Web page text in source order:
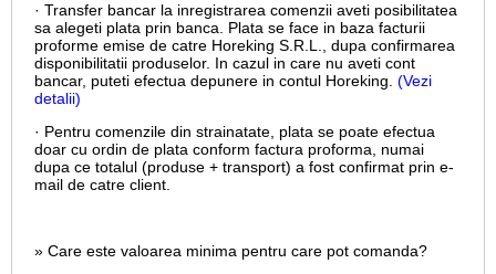
· Transfer bancar la inregistrarea comenzii aveti posibilitatea
sa alegeti plata prin banca. Plata se face in baza facturii
proforme emise de catre Horeking S.R.L., dupa confirmarea
disponibilitatii produselor. In cazul in care nu aveti cont
bancar, puteti efectua depunere in contul Horeking. (Vezi
detalii)
· Pentru comenzile din strainatate, plata se poate efectua
doar cu ordin de plata conform factura proforma, numai
dupa ce totalul (produse + transport) a fost confirmat prin e-
mail de catre client.
» Care este valoarea minima pentru care pot comanda?